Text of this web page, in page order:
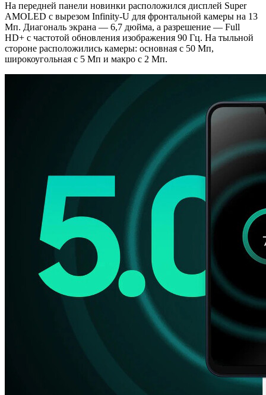
На передней панели новинки расположился дисплей Super
AMOLED с вырезом Infinity-U для фронтальной камеры на 13
Мп. Диагональ экрана — 6,7 дюйма, а разрешение — Full
HD+ с частотой обновления изображения 90 Гц. На тыльной
стороне расположились камеры: основная с 50 Мп,
широкоугольная с 5 Мп и макро с 2 Мп.